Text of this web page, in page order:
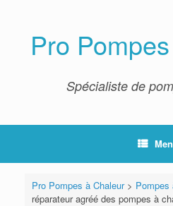
Pro
Spécialiste de
Pro Pompes à Chaleur> Pompes
réparateur agréé des pompes à